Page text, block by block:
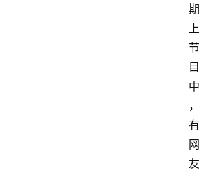
期
上
节
目
中
，
有
网
友